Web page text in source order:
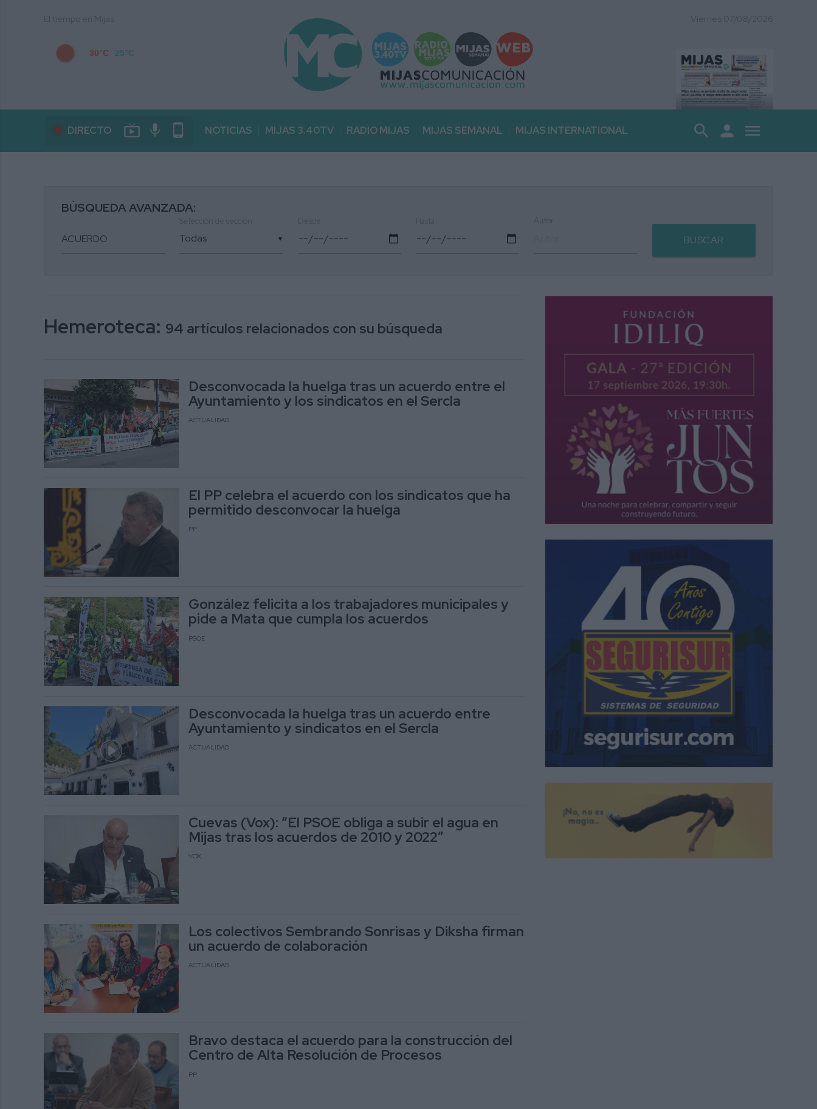
30°C 25°C
DIRECTO live_tv mic phone_android NOTICIAS MIJAS 3.40TV RADIO MIJAS MIJAS SEMANAL MIJAS INTERNATIONAL search person menu
BÚSQUEDA AVANZADA:
▼ BUSCAR
Hemeroteca: 94 artículos relacionados con su búsqueda
Desconvocada la huelga tras un acuerdo entre el
Ayuntamiento y los sindicatos en el Sercla
ACTUALIDAD
El PP celebra el acuerdo con los sindicatos que ha
permitido desconvocar la huelga
PP
González felicita a los trabajadores municipales y
pide a Mata que cumpla los acuerdos
PSOE
Desconvocada la huelga tras un acuerdo entre
Ayuntamiento y sindicatos en el Sercla
ACTUALIDAD
Cuevas (Vox): “El PSOE obliga a subir el agua en
Mijas tras los acuerdos de 2010 y 2022”
VOX
Los colectivos Sembrando Sonrisas y Diksha firman
un acuerdo de colaboración
ACTUALIDAD
Bravo destaca el acuerdo para la construcción del
Centro de Alta Resolución de Procesos
PP